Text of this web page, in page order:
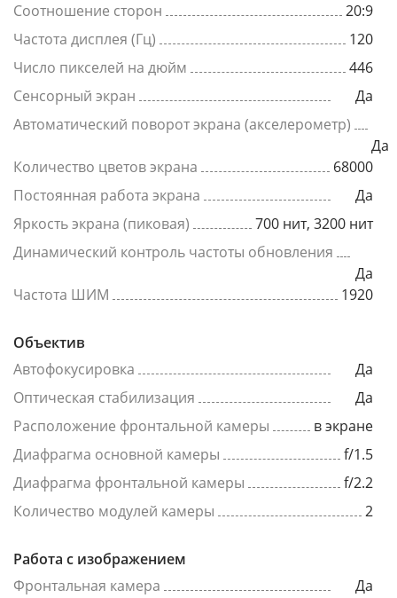
Соотношение сторон
20:9
Частота дисплея (Гц)
120
Число пикселей на дюйм
446
Сенсорный экран
Да
Автоматический поворот экрана (акселерометр)
Да
Количество цветов экрана
68000
Постоянная работа экрана
Да
Яркость экрана (пиковая)
700 нит, 3200 нит
Динамический контроль частоты обновления
Да
Частота ШИМ
1920
Объектив
Автофокусировка
Да
Оптическая стабилизация
Да
Расположение фронтальной камеры
в экране
Диафрагма основной камеры
f/1.5
Диафрагма фронтальной камеры
f/2.2
Количество модулей камеры
2
Работа с изображением
Фронтальная камера
Да